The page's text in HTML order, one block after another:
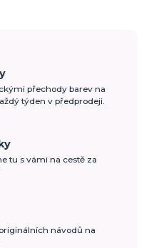
přechody barev na
týden v předprodeji.
tu s vámi na cestě za
návodů na